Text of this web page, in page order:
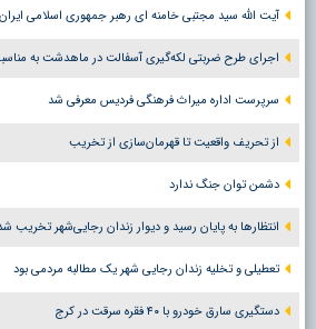
آیت الله سید مجتبی خامنه ای رهبر جمهوری اسلامی
اجرای طرح ضربتی لکه‌گیری آسفالت در ماهدشت به
سرپرست اداره میراث فرهنگی فردیس معرفی شد
از تحریف واقعیت تا قهرمان‌سازی از تخریب
دشمن توان جنگ ندارد
انتظارها به پایان رسید و دیوار زندان رجایی‌شهر تخریب
تعطیلی و تخلیه زندان رجایی شهر یک مطالبه مردمی بود
دستگیری سارق خودرو با ۴۰ فقره سرقت در کرج